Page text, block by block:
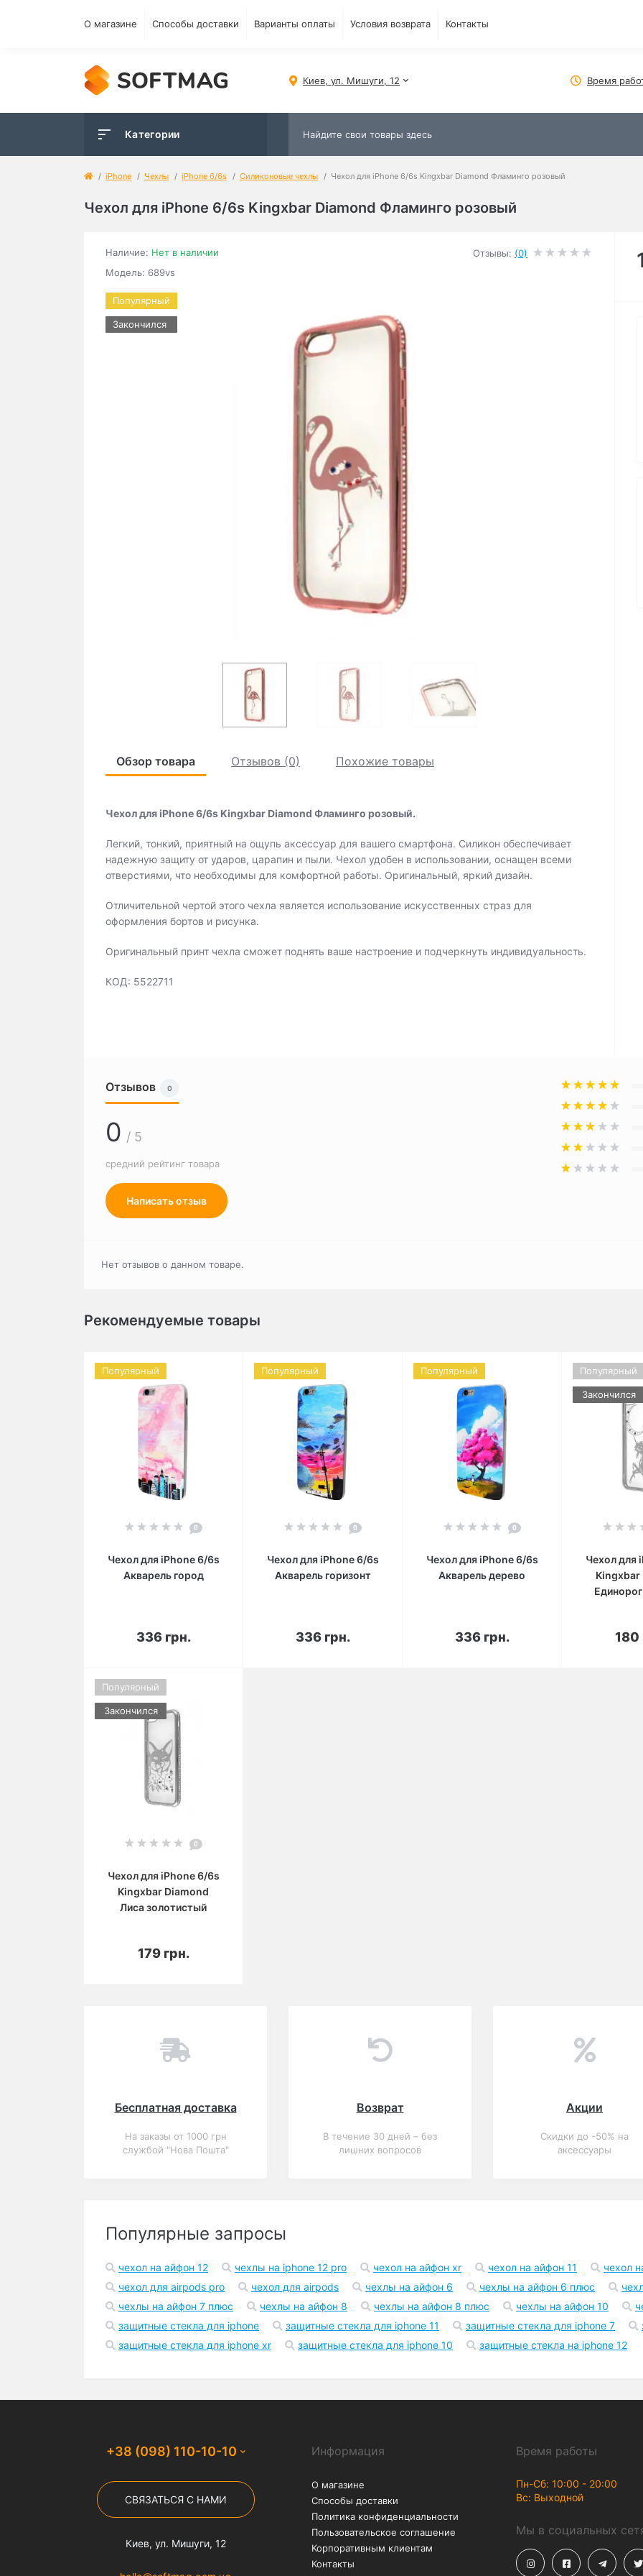
О магазине Способы доставки Варианты оплаты Условия возврата Контакты
Киев, ул. Мишуги, 12 Время
Категории
iPhone Чехлы iPhone 6/6s Силиконовые чехлы Чехол для iPhone 6/6s Kingxbar Diamond Фламинго розовый
Чехол для iPhone 6/6s Kingxbar Diamond Фламинго розовый
Наличие: Нет в наличии
Модель: 689vs
Отзывы: (0)
Популярный
Закончился
Обзор товара Отзывов (0) Похожие товары
Чехол для iPhone 6/6s Kingxbar Diamond Фламинго розовый.
Легкий, тонкий, приятный на ощупь аксессуар для вашего смартфона. Силикон обеспечивает
надежную защиту от ударов, царапин и пыли. Чехол удобен в использовании, оснащен всеми
отверстиями, что необходимы для комфортной работы. Оригинальный, яркий дизайн.
Отличительной чертой этого чехла является использование искусственных страз для
оформления бортов и рисунка.
Оригинальный принт чехла сможет поднять ваше настроение и подчеркнуть индивидуальность.
КОД: 5522711
Отзывов 0
0 / 5
средний рейтинг товара
Написать отзыв
Нет отзывов о данном товаре.
Рекомендуемые товары
Популярный
0
Чехол для iPhone 6/6s
Акварель город
336 грн.
В корзину
Популярный
0
Чехол для iPhone 6/6s
Акварель горизонт
336 грн.
В корзину
Популярный
0
Чехол для iPhone 6/6s
Акварель дерево
336 грн.
В корзину
Популярный
Закончился
Чехол для
Kingxbar
180
В
Популярный
Закончился
0
Чехол для iPhone 6/6s
Kingxbar Diamond
Лиса золотистый
179 грн.
В корзину
Бесплатная доставка
На заказы от 1000 грн
службой "Нова Пошта"
Возврат
В течение 30 дней – без
лишних вопросов
Акции
Скидки до -50% на
аксессуары
Популярные запросы
чехол на айфон 12 чехлы на iphone 12 pro чехол на айфон xr чехол на айфон 11
чехол
чехол для airpods pro
чехол для airpods чехлы на айфон 6 чехлы на айфон 6 плюс
чехлы на айфон 7 плюс
чехлы на айфон 8 чехлы на айфон 8 плюс чехлы на айфон 10
защитные стекла для iphone
защитные стекла для iphone 11 защитные стекла для iphone 7
защитные стекла для iphone xr
защитные стекла для iphone 10 защитные стекла на iphone 12
+38 (098) 110-10-10
СВЯЗАТЬСЯ С НАМИ
Киев, ул. Мишуги, 12
Информация
О магазине
Способы доставки
Политика конфиденциальности
Пользовательское соглашение
Корпоративным клиентам
Контакты
Время работы
Пн-Сб: 10:00 - 20:00
Вс: Выходной
Мы в социальных